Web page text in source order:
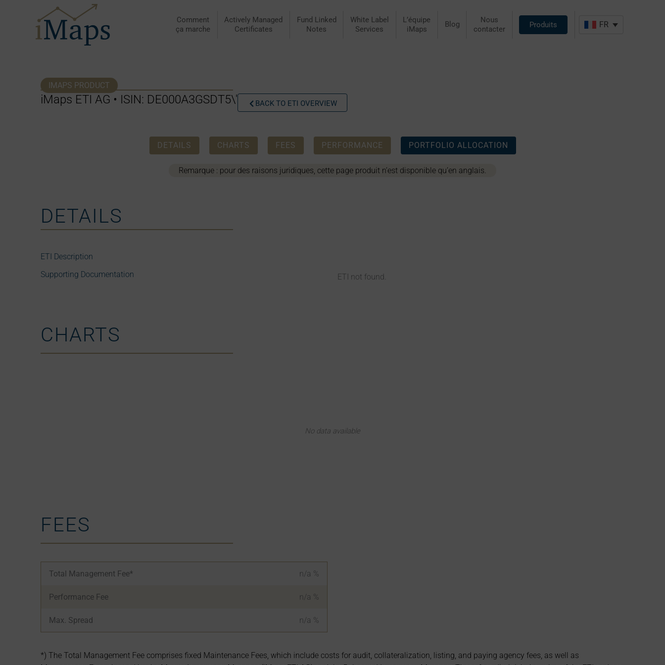
Comment
ça marche
Actively Managed
Certificates
Fund Linked
Notes
White Label
Services
L’équipe
iMaps
Blog
Nous
contacter
Produits FR
IMAPS PRODUCT
iMaps ETI AG • ISIN: DE000A3GSDT5\' BACK TO ETI OVERVIEW
DETAILS CHARTS FEES PERFORMANCE PORTFOLIO ALLOCATION
Remarque : pour des raisons juridiques, cette page produit n’est disponible qu’en anglais.
DETAILS
ETI Description
Supporting Documentation
ETI not found.
CHARTS
No data available
FEES
Total Management Fee* n/a %
Performance Fee n/a %
Max. Spread n/a %
*) The Total Management Fee comprises fixed Maintenance Fees, which include costs for audit, collateralization, listing, and paying agency fees, as well as